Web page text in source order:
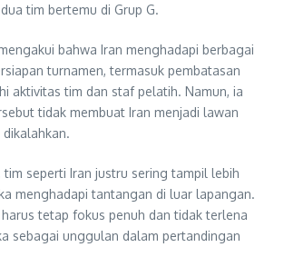
tim bertemu di Grup G.
bahwa Iran menghadapi berbagai
turnamen, termasuk pembatasan
aktivitas tim dan staf pelatih. Namun, ia
tidak membuat Iran menjadi lawan
seperti Iran justru sering tampil lebih
menghadapi tantangan di luar lapangan.
tetap fokus penuh dan tidak terlena
sebagai unggulan dalam pertandingan